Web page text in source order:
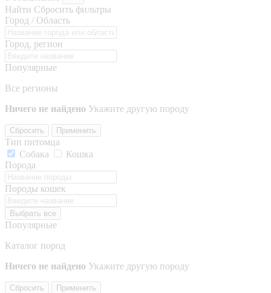
Найти Сбросить фильтры
Город / Область
Город, регион
Популярные
Все регионы
Ничего не найдено Укажите другую породу
Сбросить Применить
Тип питомца
Собака
Кошка
Порода
Породы кошек
Выбрать все
Популярные
Каталог пород
Ничего не найдено Укажите другую породу
Сбросить Применить